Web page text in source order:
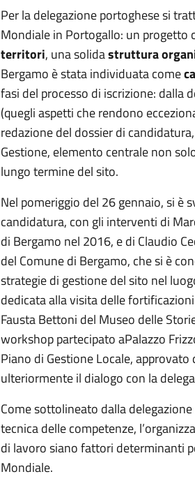
Per la delegazione portoghese si
Mondiale in Portogallo: un progetto
territori, una solidastruttura
Bergamo è stata individuata come
fasi del processo di iscrizione: dalla
(quegli aspetti che rendono
redazione del dossier di
Gestione, elemento centrale non
lungo termine del sito.
Nel pomeriggio del 26 gennaio, si è
candidatura, con gli interventi di
di Bergamo nel 2016, e di Claudio
del Comune di Bergamo, che si è
strategie di gestione del sito nel
dedicata alla visita delle
Fausta Bettoni del Museo delle
workshop partecipato aPalazzo
Piano di Gestione Locale,
ulteriormente il dialogo con la
Come sottolineato dalla
tecnica delle competenze,
di lavoro siano fattori determinanti
Mondiale.